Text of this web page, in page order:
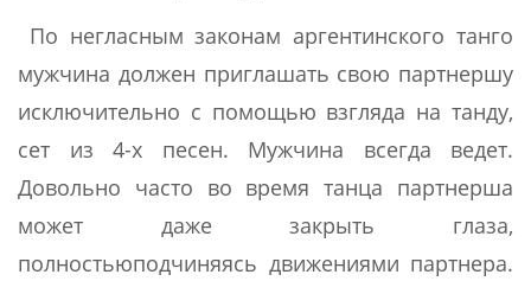
По негласным законам аргентинского танго
мужчина должен приглашать свою партнершу
исключительно с помощью взгляда на танду,
сет из 4-х песен. Мужчина всегда ведет.
Довольно часто во время танца партнерша
может даже закрыть глаза,
полностьюподчиняясь движениями партнера.